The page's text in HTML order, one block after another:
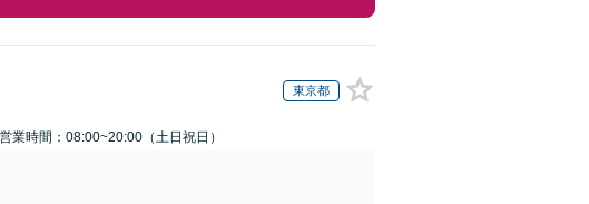
東京都
営業時間：08:00~20:00（土日祝日）